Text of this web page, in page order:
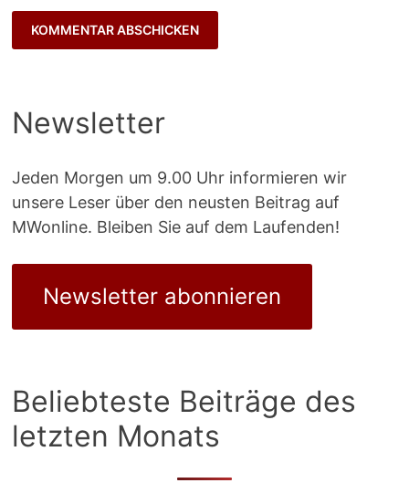
Newsletter
Jeden Morgen um 9.00 Uhr informieren wir
unsere Leser über den neusten Beitrag auf
MWonline. Bleiben Sie auf dem Laufenden!
Newsletter abonnieren
Beliebteste Beiträge des
letzten Monats